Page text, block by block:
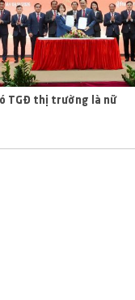
TGĐ thị trường là nữ